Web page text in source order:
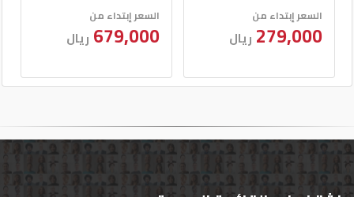
السعر إبتداء من
679,000 ريال
السعر إبتداء من
150,000 ريال